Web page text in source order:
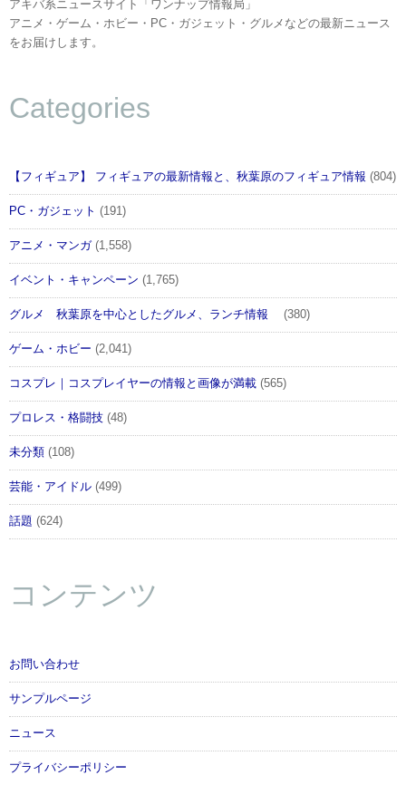
●新春！ファンタジーフェスティバル2017 （12:30～
開演予定）
や、「つくばふれあい大使」のステージもある複合ト
★朗読劇「夢のオルゴールと世界樹」
泰勇気 / 相合谷由馬 / 優月心菜 / 深崎結菜 / 宮崎唯 / 藍
谷早咲 / 青島彩/ 遠藤拓海
★舞台版「ロードス島戦記」トークショー
菅谷哲也 / 多田愛佳（HKT48） / 八坂沙織
★アキバからつくばへ「つくばふれあい大使」トーク
ショー
鈴木千菜実 / 奏真ひいな / 冷水優果 / 西野光 他
★イベントMC
姫野つばさ
※応募ページ： https://akibap.com/community/675/706
【第二部】
●天津向×渡航 やはり俺たちの元旦はまちがってい
る。2017 （17:00～開演予定）
昨年に続き繰り広げられる、元日トークショー。果た
に！
ノベルの執筆、イベントプロデュースなど、お笑い芸
人としてマルチに活動。
ゲスト： 渡航 先生
代表作に、『やはり俺の青春ラブコメはまちがってい
る。』、『クオリディア・コード』、『ガーリッシュ
アキバ系ニュースサイト「ワンナップ情報局」
アニメ・ゲーム・ホビー・PC・ガジェット・グルメなどの最新ニュース
をお届けします。
Categories
【フィギュア】 フィギュアの最新情報と、秋葉原のフィギュア情報 (804)
PC・ガジェット (191)
アニメ・マンガ(1,558)
イベント・キャンペーン (1,765)
グルメ 秋葉原を中心としたグルメ、ランチ情報 (380)
ゲーム・ホビー (2,041)
コスプレ｜コスプレイヤーの情報と画像が満載 (565)
プロレス・格闘技 (48)
未分類 (108)
芸能・アイドル (499)
話題 (624)
コンテンツ
お問い合わせ
サンプルページ
ニュース
プライバシーポリシー